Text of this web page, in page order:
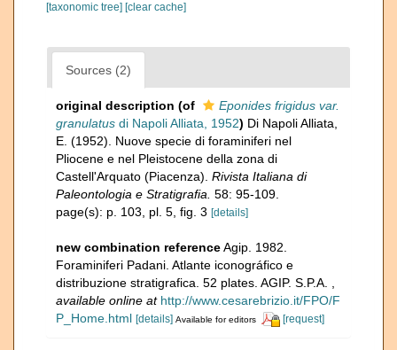
[taxonomic tree] [clear cache]
Sources (2)
original description (of
Eponides frigidus var.
granulatus di Napoli Alliata, 1952) Di Napoli Alliata,
E. (1952). Nuove specie di foraminiferi nel
Pliocene e nel Pleistocene della zona di
Castell'Arquato (Piacenza). Rivista Italiana di
Paleontologia e Stratigrafia. 58: 95-109.
page(s): p. 103, pl. 5, fig. 3 [details]
new combination referenceAgip. 1982.
Foraminiferi Padani. Atlante iconográfico e
distribuzione stratigrafica. 52 plates. AGIP. S.P.A.
available online at http://www.cesarebrizio.it/FPO/F
P_Home.html [details] Available for editors [request]